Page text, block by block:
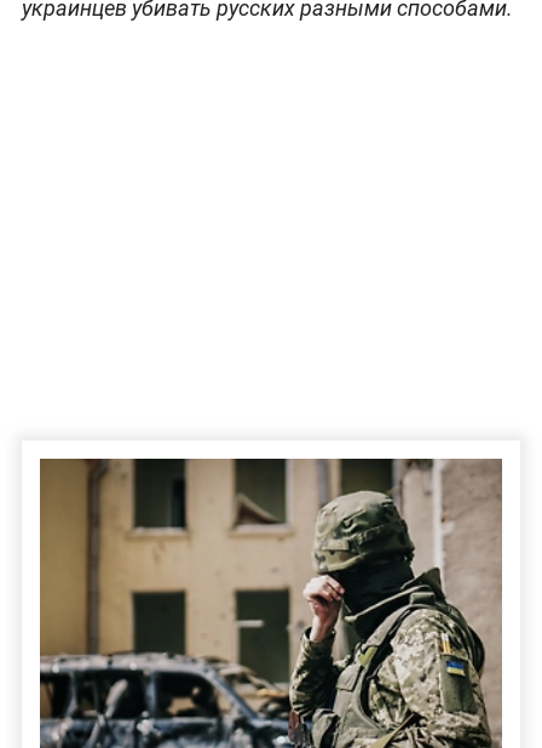
украинцев убивать русских разными способами.